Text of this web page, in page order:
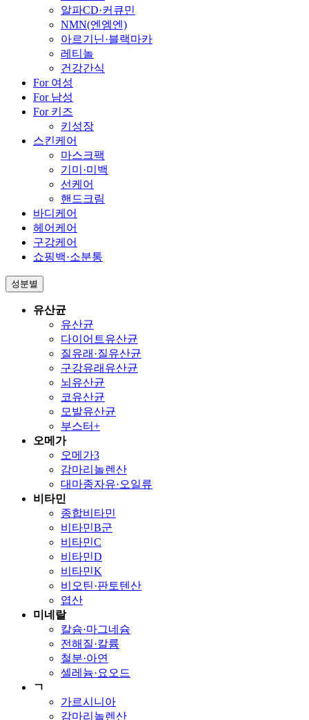
알파CD·커큐민
NMN(엔엠엔)
아르기닌·블랙마카
레티놀
건강간식
For 여성
For 남성
For 키즈
키성장
스킨케어
마스크팩
기미·미백
선케어
핸드크림
바디케어
헤어케어
구강케어
쇼핑백·소분통
성분별
유산균
유산균
다이어트유산균
질유래·질유산균
구강유래유산균
뇌유산균
코유산균
모발유산균
부스터+
오메가
오메가3
감마리놀렌산
대마종자유·오일류
비타민
종합비타민
비타민B군
비타민C
비타민D
비타민K
비오틴·판토텐산
엽산
미네랄
칼슘·마그네슘
전해질·칼륨
철분·아연
셀레늄·요오드
ㄱ
가르시니아
감마리놀렌산